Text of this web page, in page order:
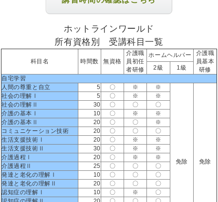
ホットラインワールド
所有資格別 受講科目一覧
科目名 時間数 無資格
介護職
員初任
者研修
ホームヘルパー
介護職
員基本
研修
2級
1級
自宅学習
人間の尊重と自立
5 〇 ※ ※
免除 免除
社会の理解Ⅰ 5 〇 ※
※
社会の理解Ⅱ
30 〇 〇
〇
介護の基本Ⅰ
10 〇 ※
※
介護の基本Ⅱ
20 〇 〇
※
コミュニケーション技術
20 〇 〇
〇
生活支援技術Ⅰ
20 〇 ※
※
生活支援技術Ⅱ
30 〇 ※
※
介護過程Ⅰ
20 〇 ※
※
介護過程Ⅱ
25 〇 〇
〇
発達と老化の理解Ⅰ
10 〇 〇
〇
発達と老化の理解Ⅱ
20 〇 〇
〇
認知症の理解Ⅰ
10 〇 ※
〇